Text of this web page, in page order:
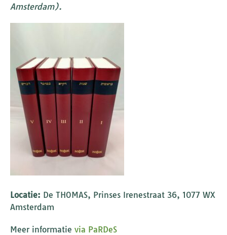
Amsterdam).
Locatie: De THOMAS, Prinses Irenestraat 36, 1077 WX
Amsterdam
Meer informatie via PaRDeS